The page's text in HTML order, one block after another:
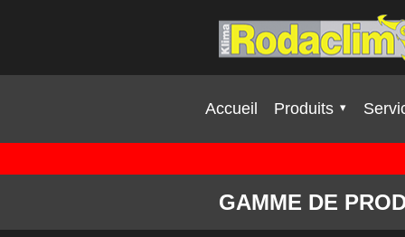
Accueil
Produits
GAMME DE